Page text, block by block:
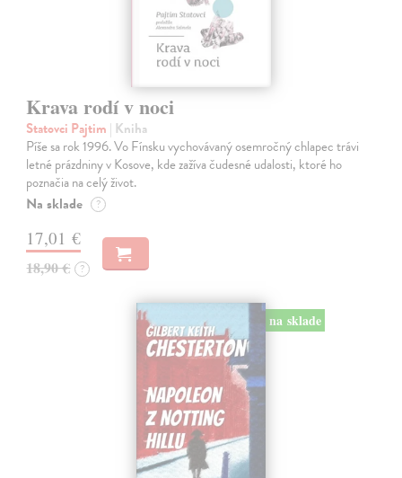
Krava rodí v noci
Statovci Pajtim | Kniha
Píše sa rok 1996. Vo Fínsku vychovávaný osemročný chlapec trávi
letné prázdniny v Kosove, kde zažíva čudesné udalosti, ktoré ho
poznačia na celý život.
Na sklade ?
17,01 €
18,90 € ?
na sklade